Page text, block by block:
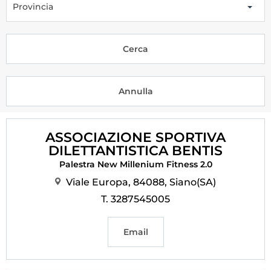
Tesseramento
Formazione
Amministrazione
Rivista Olympic Dream
Provincia
ASSOCIAZIONE SPORTIVA
DILETTANTISTICA BENTIS
Palestra New Millenium Fitness 2.0
Viale Europa, 84088, Siano(SA)
T. 3287545005
Email